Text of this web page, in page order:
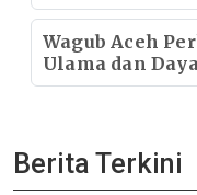
Wagub Aceh
Ulama dan
Masyarakat di
Berita Terkini